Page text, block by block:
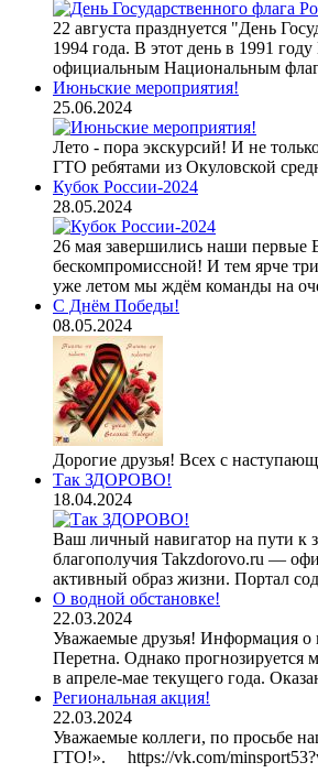
22 августа празднуется "День
1994 года. В этот день в 1991
официальным Национальным
Июньские мероприятия!
25.06.2024
Лето - пора экскурсий! И не
ГТО ребятами из Окуловской
Кубок России-2024
28.05.2024
26 мая завершились наши первые
бескомпромиссной! И тем ярче
уже летом мы ждём команды на
С Днём Победы!
08.05.2024
Дорогие друзья! Всех с
Так ЗДОРОВО!
18.04.2024
Ваш личный навигатор на пути к
благополучия Takzdorovo.ru —
активный образ жизни. Портал
О водной обстановке!
22.03.2024
Уважаемые друзья! Информация о
Перетна. Однако прогнозируется
в апреле-мае текущего года.
Региональная акция!
22.03.2024
Уважаемые коллеги, по просьбе
ГТО!». https://vk.com/